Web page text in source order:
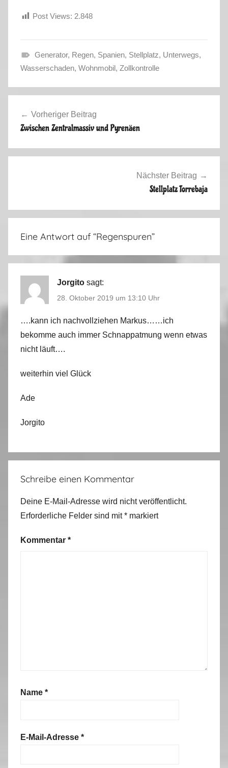
Post Views: 2.848
H
r
t
t
9
Generator, Regen, Spanien, Stellplatz, Unterwegs,
Wasserschaden, Wohnmobil, Zollkontrolle
Vorheriger Beitrag
Zwischen Zentralmassiv und Pyrenäen
Nächster Beitrag
Stellplatz Torrebaja
Eine Antwort auf “Regenspuren”
Jorgito sagt:
28. Oktober 2019 um 13:10 Uhr
….kann ich nachvollziehen Markus……ich
bekomme auch immer Schnappatmung wenn etwas
nicht läuft….
weiterhin viel Glück
Ade
Jorgito
Schreibe einen Kommentar
Deine E-Mail-Adresse wird nicht veröffentlicht.
Erforderliche Felder sind mit* markiert
Kommentar *
Name *
E-Mail-Adresse *